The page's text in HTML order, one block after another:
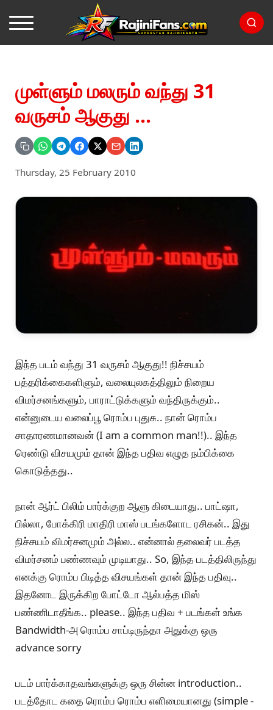
முள்ளும் மலரும் வந்து 31
வருசம் ஆகுது ...
Thursday, 25 February 2010
இந்த படம் வந்து 31 வருசம் ஆகுது!! நிச்சயம்
பத்தரிக்கைகளிளும், வலையுலகத்திலும் நிறைய
விமர்சனங்களும், பாராட்டுக்களும் வந்திருக்கும்..
என்னுடைய வலைப்பூ ரொம்ப புதுசு.. நான் ரொம்ப
சாதாரணமானவன் (I am a common man!!).. இந்த
ரெண்டு விசயமும் தான் இந்த பதிவ எழுத நம்பிக்கை
கொடுத்தது..
நான் ஆர்ட் பிலிம் பார்க்குற ஆளு கிடையாது.. பாட்ஷா,
பில்லா, போக்கிரி மாதிரி மாஸ் படங்களோட ரசிகன்.. இது
நிச்சயம் விமர்சனமும் அல்ல.. என்னால் தலைவர் படத்த
விமர்சனம் பண்ணவும் முடியாது.. So, இந்த படத்திலிருந்து
எனக்கு ரொம்ப பிடித்த விசயங்கள் தான் இந்த பதிவு..
இதனோட இருக்கிற போட்டோ ஆல்பத்த மிஸ்
பண்ணிடாதீங்க.. please.. இந்த பதிவ + படங்கள் உங்க
Bandwidth-அ ரொம்ப சாப்டிருந்தா அதுக்கு ஒரு
advance sorry
படம் பார்க்காதவங்களுக்கு ஒரு சின்ன introduction..
படத்தோட கதை ரொம்ப ரொம்ப எளிமையானது (simple -